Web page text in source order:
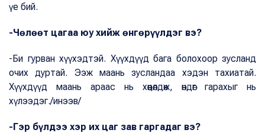
үе бий.
-Чөлөөт цагаа юу хийж өнгөрүүлдэг вэ?
-Би гурван хүүхэдтэй. Хүүхдүүд бага болохоор зусланд
очих дуртай. Ээж маань зусландаа хэдэн тахиатай.
Хүүхдүүд маань араас нь хөөцөлдөж, өндөг гарахыг нь
хүлээдэг./инээв/
-Гэр бүлдээ хэр их цаг зав гаргадаг вэ?